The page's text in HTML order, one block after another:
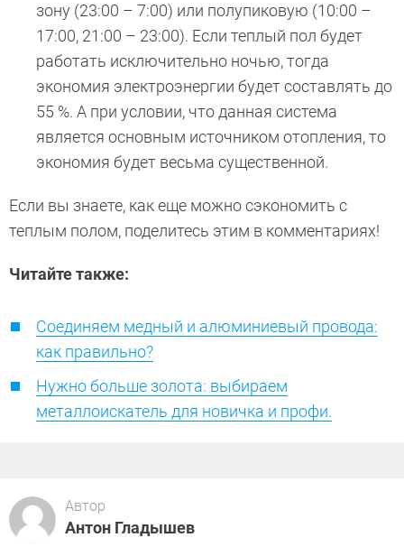
зону (23:00 – 7:00) или полупиковую (10:00 –
17:00, 21:00 – 23:00). Если теплый пол будет
работать исключительно ночью, тогда
экономия электроэнергии будет составлять до
55 %. А при условии, что данная система
является основным источником отопления, то
экономия будет весьма существенной.
Если вы знаете, как еще можно сэкономить с
теплым полом, поделитесь этим в комментариях!
Читайте также:
Соединяем медный и алюминиевый провода:
как правильно?
Нужно больше золота: выбираем
металлоискатель для новичка и профи.
Автор
Антон Гладышев